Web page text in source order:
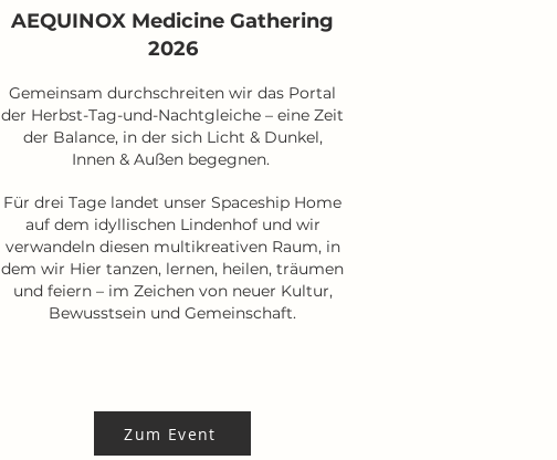
AEQUINOX Medicine Gathering
2026
Gemeinsam durchschreiten wir das Portal
der Herbst-Tag-und-Nachtgleiche – eine Zeit
der Balance, in der sich Licht & Dunkel,
Innen & Außen begegnen.
Für drei Tage landet unser Spaceship Home
auf dem idyllischen Lindenhof und wir
verwandeln diesen multikreativen Raum, in
dem wir Hier tanzen, lernen, heilen, träumen
und feiern – im Zeichen von neuer Kultur,
Bewusstsein und Gemeinschaft.
Zum Event